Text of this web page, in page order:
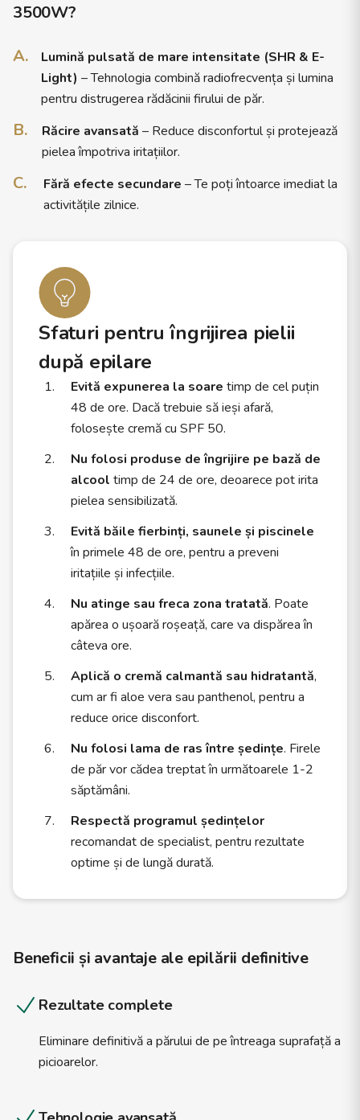
Parte esențială a echipei Sparks, Elena contribuie la
completă de frumusețe. Mereu la curent cu tendințele. Dacă
îți dorești o piele îngrijită, un ten luminos și o experiență de
beauty relaxantă, Elena Panta este alegerea ideală pentru
3500W?
Lumină pulsată de mare intensitate (SHR & E-
Light) – Tehnologia combină radiofrecvența și lumina
pentru distrugerea rădăcinii firului de păr.
Răcire avansată – Reduce disconfortul și protejează
pielea împotriva iritațiilor.
Fără efecte secundare – Te poți întoarce imediat la
activitățile zilnice.
Sfaturi pentru îngrijirea pielii
după epilare
Evită expunerea la soare timp de cel puțin
48 de ore. Dacă trebuie să ieși afară,
folosește cremă cu SPF 50.
Nu folosi produse de îngrijire pe bază de
alcool timp de 24 de ore, deoarece pot irita
pielea sensibilizată.
Evită băile fierbinți, saunele și piscinele
în primele 48 de ore, pentru a preveni
iritațiile și infecțiile.
Nu atinge sau freca zona tratată. Poate
apărea o ușoară roșeață, care va dispărea în
câteva ore.
Aplică o cremă calmantă sau hidratantă,
cum ar fi aloe vera sau panthenol, pentru a
reduce orice disconfort.
Nu folosi lama de ras între ședințe. Firele
de păr vor cădea treptat în următoarele 1-2
săptămâni.
Respectă programul ședințelor
recomandat de specialist, pentru rezultate
optime și de lungă durată.
Beneficii și avantaje ale epilării definitive
Rezultate complete
Eliminare definitivă a părului de pe întreaga suprafață a
picioarelor.